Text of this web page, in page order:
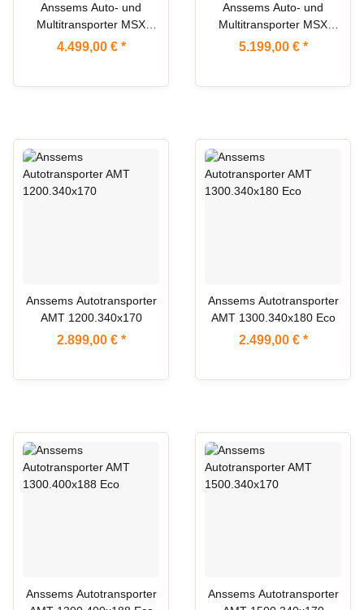
Anssems Auto- und
Multitransporter MSX
3000.405x200
4.499,00 € *
Anssems Auto- und
Multitransporter MSX
3500.405x200
5.199,00 € *
Anssems Autotransporter
AMT 1200.340x170
2.899,00 € *
Anssems Autotransporter
AMT 1300.340x180 Eco
2.499,00 € *
Anssems Autotransporter
Anssems Autotransporter